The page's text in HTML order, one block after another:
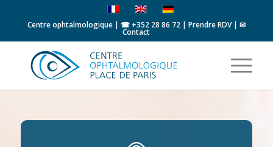
Centre ophtalmologique | ☎ +352 28 86 72| Prendre RDV| ✉
Contact